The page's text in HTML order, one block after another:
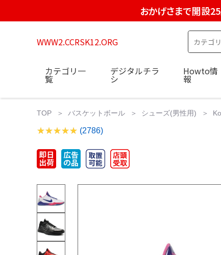
おかげさまで開設
WWW2.CCRSK12.ORG
カテゴリ一
覧
デジタルチラ
シ
Howto情
報
TOP バスケットボール シューズ(男性用)
(2786)